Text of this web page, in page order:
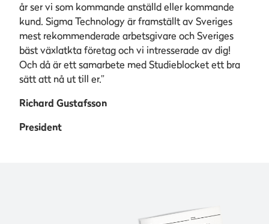
år ser vi som kommande anställd eller kommande
kund. Sigma Technology är framställt av Sveriges
mest rekommenderade arbetsgivare och Sveriges
bäst växlatkta företag och vi intresserade av dig!
Och då är ett samarbete med Studieblocket ett bra
sätt att nå ut till er.”
Richard Gustafsson
President